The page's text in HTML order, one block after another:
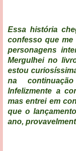
Essa história
confesso que me
personagens
Mergulhei no
estou
na
Infelizmente a
mas entrei em
que o
ano,